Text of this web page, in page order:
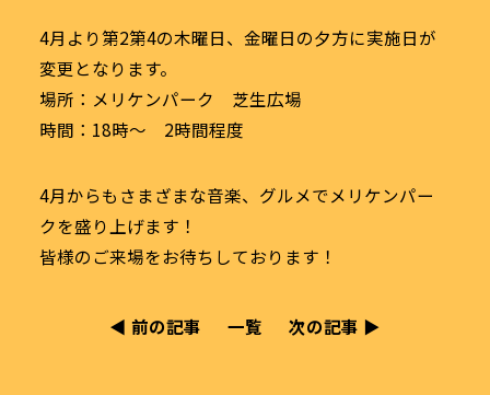
4月より第2第4の木曜日、金曜日の夕方に実施日が
変更となります。
場所：メリケンパーク 芝生広場
時間：18時～ 2時間程度
4月からもさまざまな音楽、グルメでメリケンパー
クを盛り上げます！
皆様のご来場をお待ちしております！
◀︎ 前の記事 一覧 次の記事 ▶︎